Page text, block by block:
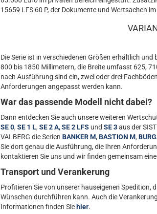
15659 LFS 60 P, der Dokumente und Wertsachen
Die Serie ist in verschiedenen Größen erhältlich
800 bis 1850 Millimetern, die Breite umfasst 625,
nach Ausführung sind ein, zwei oder drei
Anforderungen angepasst werden kann.
War das passende Modell nicht dabei?
Dann entdecken Sie auch unsere weiteren
SE 0, SE 1 L, SE 2 A, SE 2 LFS und SE 3aus der
VALBERG die Serien BANKER M, BASTION M,
Sie dort genau die Ausführung, die Ihren
kontaktieren Sie uns und wir finden gemeinsam
Transport und Verankerung
Profitieren Sie von unserer hauseigenen Spedition,
Wünschen durchführen kann. Auch die
Informationen finden Sie hier.